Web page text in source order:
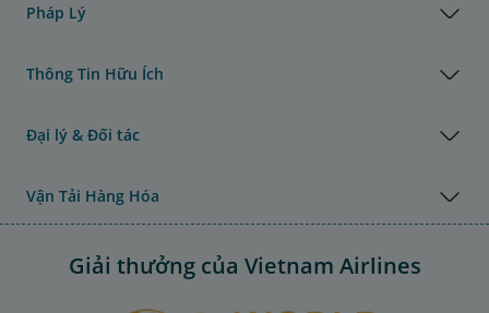
Pháp Lý
Thông Tin Hữu Ích
Đại lý & Đối tác
Vận Tải Hàng Hóa
Giải thưởng của Vietnam Airlines